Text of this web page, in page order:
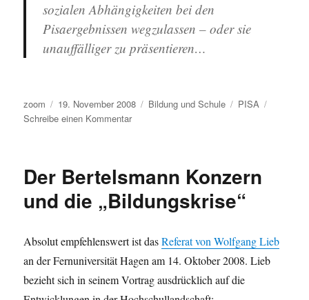
sozialen Abhängigkeiten bei den
Pisaergebnissen wegzulassen – oder sie
unauffälliger zu präsentieren…
Autor
zoom
Veröffentlicht
am
19. November 2008 Kategorien
Bildung und Schule Schlagwörter
PISA
Schreibe einen Kommentarzu
schon
PISA!
der
Unterricht?
Der Bertelsmann Konzern
und die „Bildungskrise“
Absolut empfehlenswert ist dasReferat von Wolfgang Lieb
an der Fernuniversität Hagen am 14. Oktober 2008. Lieb
bezieht sich in seinem Vortrag ausdrücklich auf die